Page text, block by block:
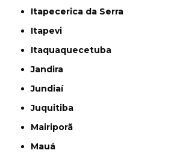
Itapecerica da Serra
Itapevi
Itaquaquecetuba
Jandira
Jundiaí
Juquitiba
Mairiporã
Mauá